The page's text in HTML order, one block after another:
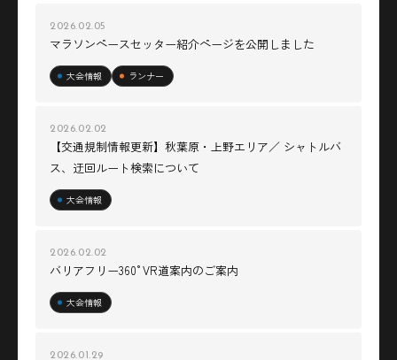
2026.02.05
マラソンペースセッター紹介ページを公開しました
大会情報 ランナー
2026.02.02
【交通規制情報更新】秋葉原・上野エリア／ シャトルバ
ス、迂回ルート検索について
大会情報
2026.02.02
バリアフリー360°VR道案内のご案内
大会情報
2026.01.29